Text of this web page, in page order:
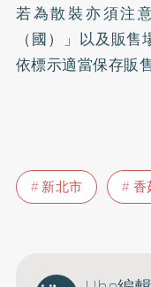
若為散裝亦須注
（國）」以及販
依標示適當保存販
新北市 香